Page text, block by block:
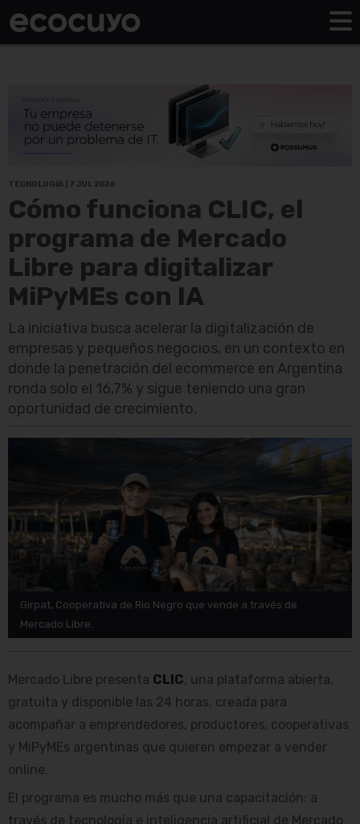
TECNOLOGÍA | 7 JUL 2026
Cómo funciona CLIC, el
programa de Mercado
Libre para digitalizar
MiPyMEs con IA
La iniciativa busca acelerar la digitalización de
empresas y pequeños negocios, en un contexto en
donde la penetración del ecommerce en Argentina
ronda solo el 16,7% y sigue teniendo una gran
oportunidad de crecimiento.
Girpat, Cooperativa de Rio Negro que vende a través de
Mercado Libre.
Mercado Libre presenta CLIC, una plataforma abierta,
gratuita y disponible las 24 horas, creada para
acompañar a emprendedores, productores, cooperativas
y MiPyMEs argentinas que quieren empezar a vender
online.
El programa es mucho más que una capacitación: a
través de tecnología e inteligencia artificial de Mercado